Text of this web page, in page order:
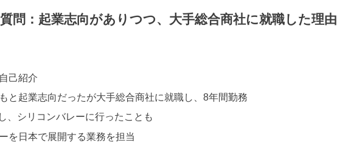
問：起業志向がありつつ、大手総合商社に就職した理由
己紹介
と起業志向だったが大手総合商社に就職し、8年間勤務
、シリコンバレーに行ったことも
を日本で展開する業務を担当